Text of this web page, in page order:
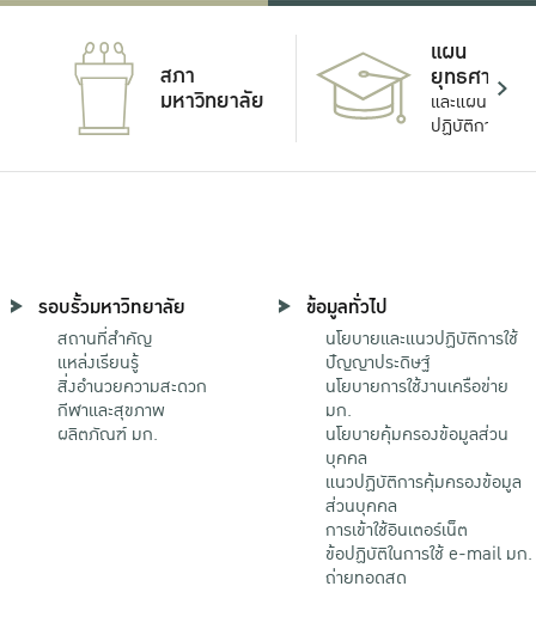
สภา
มหาวิทยาลัย
แผน
ยุทธศาสตร์
และแผน
ปฏิบัติการ
รอบรั้วมหาวิทยาลัย
สถานที่สำคัญ
แหล่งเรียนรู้
สิ่งอำนวยความสะดวก
กีฬาและสุขภาพ
ผลิตภัณฑ์ มก.
ข้อมูลทั่วไป
นโยบายและแนวปฏิบัติการใช้
ปัญญาประดิษฐ์
นโยบายการใช้งานเครือข่าย
มก.
นโยบายคุ้มครองข้อมูลส่วน
บุคคล
แนวปฏิบัติการคุ้มครองข้อมูล
ส่วนบุคคล
การเข้าใช้อินเตอร์เน็ต
ข้อปฏิบัติในการใช้ e-mail มก.
ถ่ายทอดสด